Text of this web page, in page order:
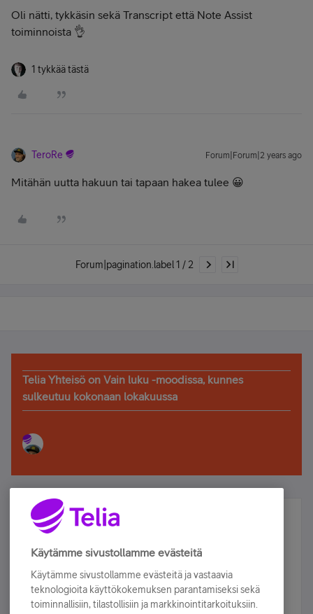
Oli nätti, tykkäsin sekä Transcript että Note Assist
toiminnoista 👌
1 tykkää tästä
TeroRe Forum|Forum|2 years ago
Mitähän uutta hakuun tai tapaan hakea tulee 😀
Forum|pagination.label 1 / 2
Telia Yhteisö on Vain luku -moodissa, kunnes
sulkeutuu kokonaan lokakuussa
Älä jää paitsi – osallistu ja voita!
Tilaa Telian uutiskirje ja olet mukana arvonnassa.
sähköpostiisi.
Käytämme sivustollamme evästeitä
Käytämme sivustollamme evästeitä ja vastaavia
teknologioita käyttökokemuksen parantamiseksi sekä
toiminnallisiin, tilastollisiin ja markkinointitarkoituksiin.